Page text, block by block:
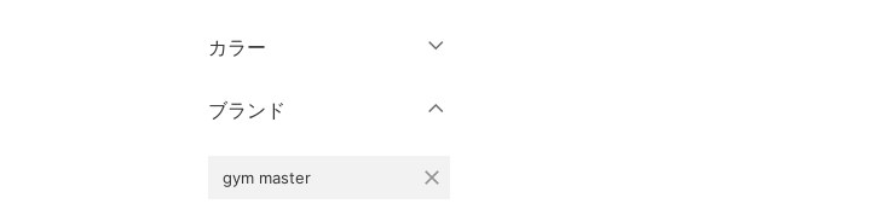
パンツ
ワンピース・ドレス
スカート
M
カラー
ブランド
gym master close